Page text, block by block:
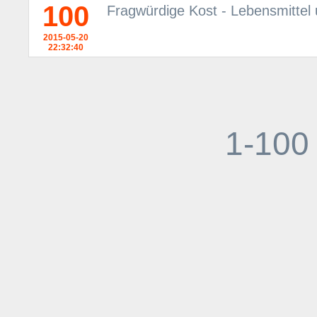
100
2015-05-20
22:32:40
Fragwürdige Kost -
1-100